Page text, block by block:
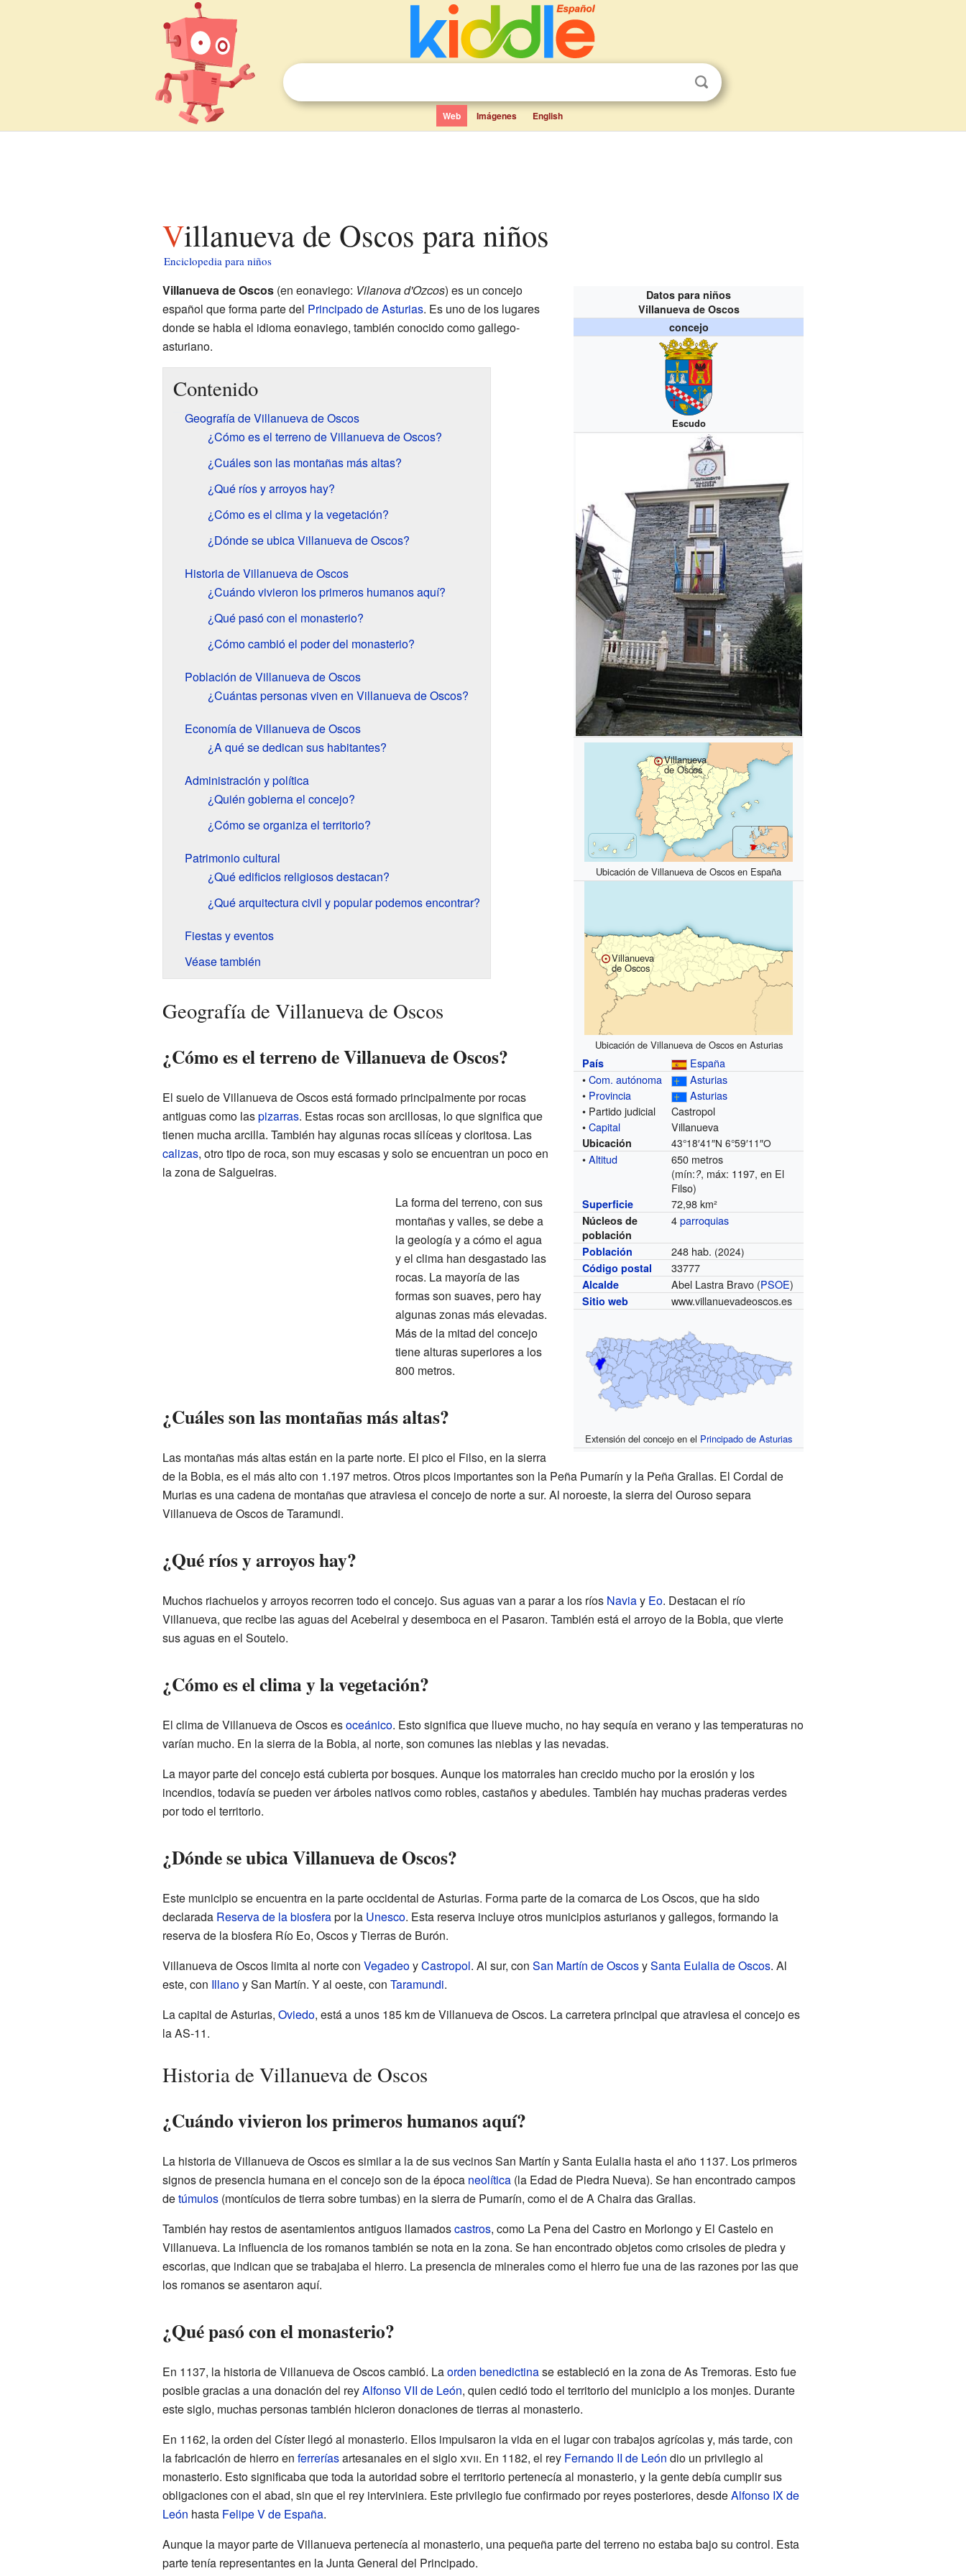
Web Imágenes English
Villanueva de Oscos para niños
Enciclopedia para niños
Datos para niños
Villanueva de Oscos
concejo
Escudo
Villanueva
de Oscos
Ubicación de Villanueva de Oscos en España
Villanueva
de Oscos
Ubicación de Villanueva de Oscos en Asturias
País
España
•Com. autónoma
Asturias
• Provincia
Asturias
• Partido judicial
Castropol
•Capital Villanueva
Ubicación 43°18′41″N 6°59′11″O
•Altitud
650 metros
(mín:?, máx: 1197, en El
Filso)
Superficie 72,98 km²
Núcleos de
población
4parroquias
Población 248 hab. (2024)
Código postal
33777
Alcalde Abel Lastra Bravo (PSOE)
Sitio web www.villanuevadeoscos.es
Extensión del concejo en el Principado de Asturias
Villanueva de Oscos(en eonaviego: Vilanova d'Ozcos) es un concejo
español que forma parte del Principado de Asturias. Es uno de los lugares
donde se habla el idioma eonaviego, también conocido como gallego-
asturiano.
Contenido
Geografía de Villanueva de Oscos
¿Cómo es el terreno de Villanueva de Oscos?
¿Cuáles son las montañas más altas?
¿Qué ríos y arroyos hay?
¿Cómo es el clima y la vegetación?
¿Dónde se ubica Villanueva de Oscos?
Historia de Villanueva de Oscos
¿Cuándo vivieron los primeros humanos aquí?
¿Qué pasó con el monasterio?
¿Cómo cambió el poder del monasterio?
Población de Villanueva de Oscos
¿Cuántas personas viven en Villanueva de Oscos?
Economía de Villanueva de Oscos
¿A qué se dedican sus habitantes?
Administración y política
¿Quién gobierna el concejo?
¿Cómo se organiza el territorio?
Patrimonio cultural
¿Qué edificios religiosos destacan?
¿Qué arquitectura civil y popular podemos encontrar?
Fiestas y eventos
Véase también
Geografía de Villanueva de Oscos
¿Cómo es el terreno de Villanueva de Oscos?
El suelo de Villanueva de Oscos está formado principalmente por rocas
antiguas como laspizarras. Estas rocas son arcillosas, lo que significa que
tienen mucha arcilla. También hay algunas rocas silíceas y cloritosa. Las
calizas, otro tipo de roca, son muy escasas y solo se encuentran un poco en
la zona de Salgueiras.
La forma del terreno, con sus
montañas y valles, se debe a
la geología y a cómo el agua
y el clima han desgastado las
rocas. La mayoría de las
formas son suaves, pero hay
algunas zonas más elevadas.
Más de la mitad del concejo
tiene alturas superiores a los
800 metros.
¿Cuáles son las montañas más altas?
Las montañas más altas están en la parte norte. El pico el Filso, en la sierra
de la Bobia, es el más alto con 1.197 metros. Otros picos importantes son la Peña Pumarín y la Peña Grallas. El Cordal de
Murias es una cadena de montañas que atraviesa el concejo de norte a sur. Al noroeste, la sierra del Ouroso separa
Villanueva de Oscos de Taramundi.
¿Qué ríos y arroyos hay?
Muchos riachuelos y arroyos recorren todo el concejo. Sus aguas van a parar a los ríos Naviay Eo. Destacan el río
Villanueva, que recibe las aguas del Acebeiral y desemboca en el Pasaron. También está el arroyo de la Bobia, que vierte
sus aguas en el Soutelo.
¿Cómo es el clima y la vegetación?
El clima de Villanueva de Oscos esoceánico. Esto significa que llueve mucho, no hay sequía en verano y las temperaturas no
varían mucho. En la sierra de la Bobia, al norte, son comunes las nieblas y las nevadas.
La mayor parte del concejo está cubierta por bosques. Aunque los matorrales han crecido mucho por la erosión y los
incendios, todavía se pueden ver árboles nativos como robles, castaños y abedules. También hay muchas praderas verdes
por todo el territorio.
¿Dónde se ubica Villanueva de Oscos?
Este municipio se encuentra en la parte occidental de Asturias. Forma parte de la comarca de Los Oscos, que ha sido
declarada Reserva de la biosferapor la Unesco. Esta reserva incluye otros municipios asturianos y gallegos, formando la
reserva de la biosfera Río Eo, Oscos y Tierras de Burón.
Villanueva de Oscos limita al norte con VegadeoyCastropol. Al sur, con San Martín de OscosySanta Eulalia de Oscos. Al
este, con Illanoy San Martín. Y al oeste, con Taramundi.
La capital de Asturias, Oviedo, está a unos 185 km de Villanueva de Oscos. La carretera principal que atraviesa el concejo es
la AS-11.
Historia de Villanueva de Oscos
¿Cuándo vivieron los primeros humanos aquí?
La historia de Villanueva de Oscos es similar a la de sus vecinos San Martín y Santa Eulalia hasta el año 1137. Los primeros
signos de presencia humana en el concejo son de la época neolítica(la Edad de Piedra Nueva). Se han encontrado campos
detúmulos(montículos de tierra sobre tumbas) en la sierra de Pumarín, como el de A Chaira das Grallas.
También hay restos de asentamientos antiguos llamadoscastros, como La Pena del Castro en Morlongo y El Castelo en
Villanueva. La influencia de los romanos también se nota en la zona. Se han encontrado objetos como crisoles de piedra y
escorias, que indican que se trabajaba el hierro. La presencia de minerales como el hierro fue una de las razones por las que
los romanos se asentaron aquí.
¿Qué pasó con el monasterio?
En 1137, la historia de Villanueva de Oscos cambió. Laorden benedictinase estableció en la zona de As Tremoras. Esto fue
posible gracias a una donación del reyAlfonso VII de León, quien cedió todo el territorio del municipio a los monjes. Durante
este siglo, muchas personas también hicieron donaciones de tierras al monasterio.
En 1162, la orden del Císter llegó al monasterio. Ellos impulsaron la vida en el lugar con trabajos agrícolas y, más tarde, con
la fabricación de hierro en ferreríasartesanales en el sigloxvii. En 1182, el rey Fernando II de León dio un privilegio al
monasterio. Esto significaba que toda la autoridad sobre el territorio pertenecía al monasterio, y la gente debía cumplir sus
obligaciones con el abad, sin que el rey interviniera. Este privilegio fue confirmado por reyes posteriores, desdeAlfonso IX de
León hasta Felipe V de España.
Aunque la mayor parte de Villanueva pertenecía al monasterio, una pequeña parte del terreno no estaba bajo su control. Esta
parte tenía representantes en la Junta General del Principado.